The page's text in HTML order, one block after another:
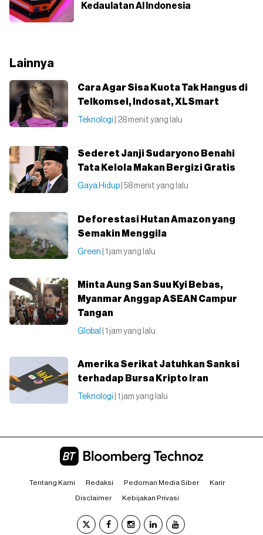
Kedaulatan AI Indonesia
Lainnya
Cara Agar Sisa Kuota Tak Hangus di
Telkomsel, Indosat, XLSmart
Teknologi | 28 menit yang lalu
Sederet Janji Sudaryono Benahi
Tata Kelola Makan Bergizi Gratis
Gaya Hidup | 58 menit yang lalu
Deforestasi Hutan Amazon yang
Semakin Menggila
Green | 1 jam yang lalu
Minta Aung San Suu Kyi Bebas,
Myanmar Anggap ASEAN Campur
Tangan
Global | 1 jam yang lalu
Amerika Serikat Jatuhkan Sanksi
terhadap Bursa Kripto Iran
Teknologi | 1 jam yang lalu
Tentang Kami Redaksi Pedoman Media Siber Karir
Disclaimer Kebijakan Privasi